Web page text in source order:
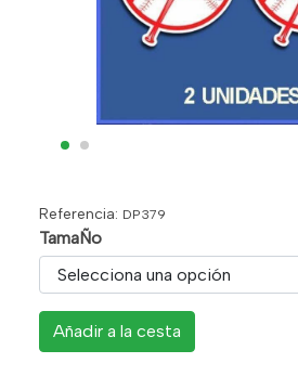
Referencia: DP379
TamaÑo
Añadir a la cesta